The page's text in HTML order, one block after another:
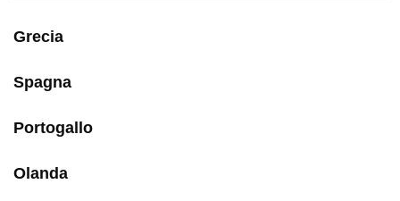
Grecia
Spagna
Portogallo
Olanda